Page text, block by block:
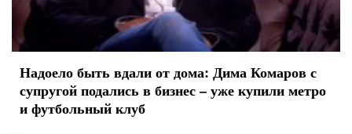
Надоело быть вдали от дома: Дима Комаров с
супругой подались в бизнес – уже купили метро
и футбольный клуб